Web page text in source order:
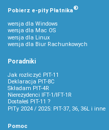
Pobierz e‑pity Płatnika®
wersja dla Windows
wersja dla Mac OS
wersja dla Linux
wersja dla Biur Rachunkowych
Poradniki
Jak rozliczyć PIT-11
Deklaracja PIT-8C
Składam PIT-4R
Nierezydenci IFT-1/IFT-1R
Dostałeś PIT-11 ?
PITy 2024 / 2025: PIT-37, 36, 36L i inne
Pomoc